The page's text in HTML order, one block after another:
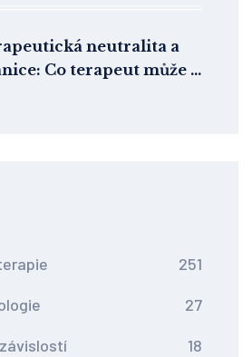
neutralita a
Co terapeut může a
251
27
18